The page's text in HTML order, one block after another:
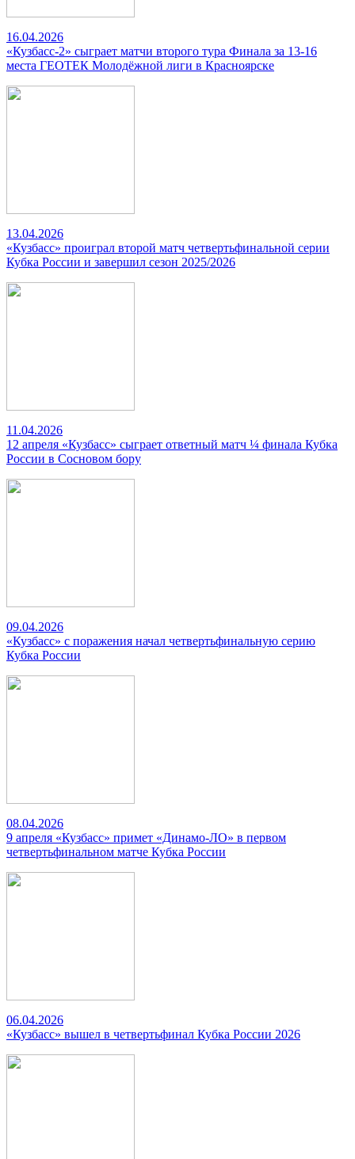
16.04.2026
«Кузбасс-2» сыграет матчи второго тура Финала за 13-16
места ГЕОТЕК Молодёжной лиги в Красноярске
13.04.2026
«Кузбасс» проиграл второй матч четвертьфинальной серии
Кубка России и завершил сезон 2025/2026
11.04.2026
12 апреля «Кузбасс» сыграет ответный матч ¼ финала Кубка
России в Сосновом бору
09.04.2026
«Кузбасс» с поражения начал четвертьфинальную серию
Кубка России
08.04.2026
9 апреля «Кузбасс» примет «Динамо-ЛО» в первом
четвертьфинальном матче Кубка России
06.04.2026
«Кузбасс» вышел в четвертьфинал Кубка России 2026